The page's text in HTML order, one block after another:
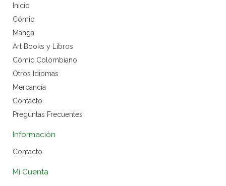
Inicio
Cómic
Manga
Art Books y Libros
Cómic Colombiano
Otros Idiomas
Mercancía
Contacto
Preguntas Frecuentes
Información
Contacto
Mi Cuenta